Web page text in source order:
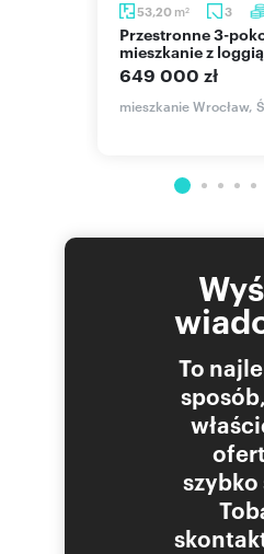
53,20 m2 3
Przestronne 3-pokojowe
mieszkanie z
649 000 zł
mieszkanie Wrocław,
To
szybko